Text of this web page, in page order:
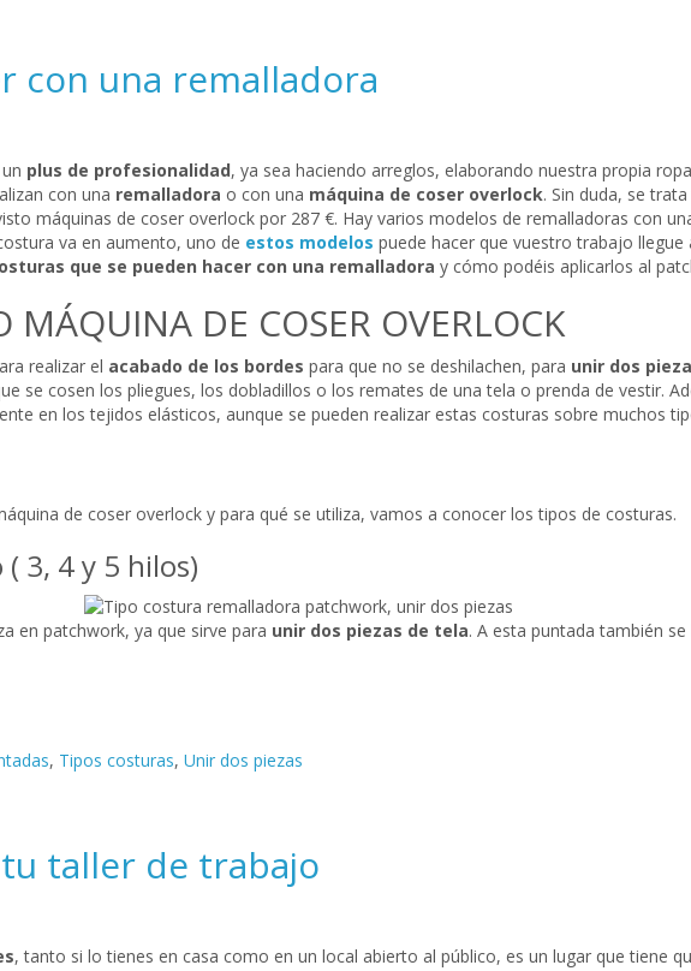
con una remalladora
plus de profesionalidad, ya sea haciendo arreglos, elaborando nuestra propia
con una remalladora o con una máquina de coser overlock. Sin duda, se
máquinas de coser overlock por 287 €. Hay varios modelos de remalladoras con
va en aumento, uno de estos modelos puede hacer que vuestro trabajo
que se pueden hacer con una remalladora y cómo podéis aplicarlos al
DE COSER OVERLOCK
realizar el acabado de los bordes para que no se deshilachen, para unir dos
se cosen los pliegues, los dobladillos o los remates de una tela o prenda de vestir.
en los tejidos elásticos, aunque se pueden realizar estas costuras sobre muchos
de coser overlock y para qué se utiliza, vamos a conocer los tipos de costuras.
3, 4 y 5 hilos)
en patchwork, ya que sirve para unir dos piezas de tela. A esta puntada también
, Tipos costuras, Unir dos piezas
taller de trabajo
, tanto si lo tienes en casa como en un local abierto al público, es un lugar que tiene